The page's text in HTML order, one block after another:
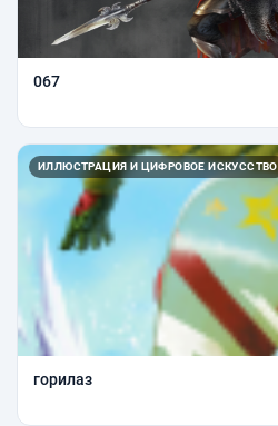
067
ИЛЛЮСТРАЦИЯ И ЦИФРОВОЕ ИСКУССТВО
горилаз